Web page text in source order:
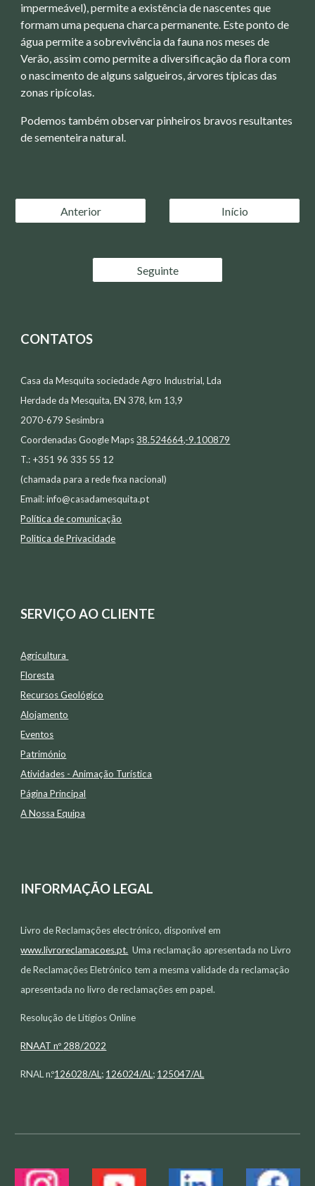
impermeável), permite a existência de nascentes que
formam uma pequena charca permanente. Este ponto de
água permite a sobrevivência da fauna nos meses de
Verão, assim como permite a diversificação da flora com
o nascimento de alguns salgueiros, árvores típicas das
zonas ripícolas.
Podemos também observar pinheiros bravos resultantes
de sementeira natural.
Anterior Início
Seguinte
CONTATOS
Casa da Mesquita sociedade Agro Industrial, Lda
Herdade da Mesquita, EN 378, km 13,9
2070-679 Sesimbra
Coordenadas Google Maps38.524664,-9.100879
T.: +351 96 335 55 12
(chamada para a rede fixa nacional)
Email:info@casadamesquita.pt
Política de comunicação
Politica de Privacidade
SERVIÇO AO CLIENTE
Agricultura
Floresta
Recursos Geológico
Alojamento
Eventos
Património
Atividades -Animação Turística
Página Principal
A Nossa Equipa
INFORMAÇÃO LEGAL
Livro de Reclamações electrónico, disponível em
www.livroreclamacoes.pt. Uma reclamação apresentada no Livro
de Reclamações Eletrónico tem a mesma validade da reclamação
apresentada no livro de reclamações em papel.
Resolução de Litígios Online
RNAAT nº 288/2022
RNAL n.º126028/AL ; 126024/AL ; 125047/AL